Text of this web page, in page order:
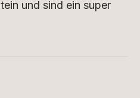
und sind ein super